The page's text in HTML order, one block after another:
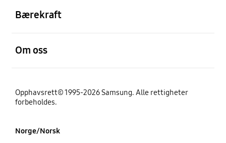
Bærekraft
Om oss
Opphavsrett© 1995-2026 Samsung. Alle rettigheter
forbeholdes.
Norge/Norsk